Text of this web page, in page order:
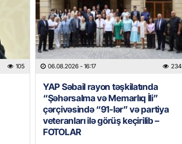
105 06.08.2026 - 16:17 234
YAP Səbail rayon təşkilatında
“Şəhərsalma və Memarlıq İli”
çərçivəsində “91-lər” və partiya
veteranları ilə görüş keçirilib –
FOTOLAR